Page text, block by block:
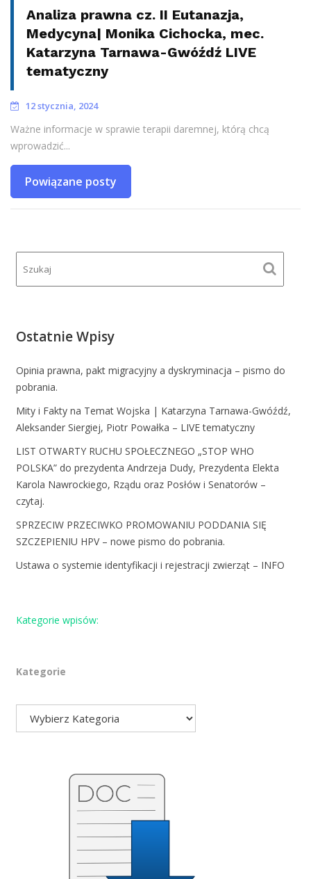
Analiza prawna cz. II Eutanazja,
Medycyna| Monika Cichocka, mec.
Katarzyna Tarnawa-Gwóźdź LIVE
tematyczny
12 stycznia, 2024
Ważne informacje w sprawie terapii daremnej, którą chcą
wprowadzić...
Powiązane posty
Ostatnie Wpisy
Opinia prawna, pakt migracyjny a dyskryminacja – pismo do
pobrania.
Mity i Fakty na Temat Wojska | Katarzyna Tarnawa-Gwóźdź,
Aleksander Siergiej, Piotr Powałka – LIVE tematyczny
LIST OTWARTY RUCHU SPOŁECZNEGO „STOP WHO
POLSKA” do prezydenta Andrzeja Dudy, Prezydenta Elekta
Karola Nawrockiego, Rządu oraz Posłów i Senatorów –
czytaj.
SPRZECIW PRZECIWKO PROMOWANIU PODDANIA SIĘ
SZCZEPIENIU HPV – nowe pismo do pobrania.
Ustawa o systemie identyfikacji i rejestracji zwierząt – INFO
Kategorie wpisów:
Kategorie